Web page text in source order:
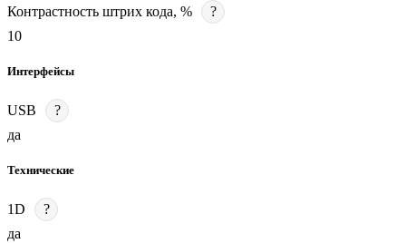
Контрастность штрих кода, %
?
10
Интерфейсы
USB
?
да
Технические
1D
?
да